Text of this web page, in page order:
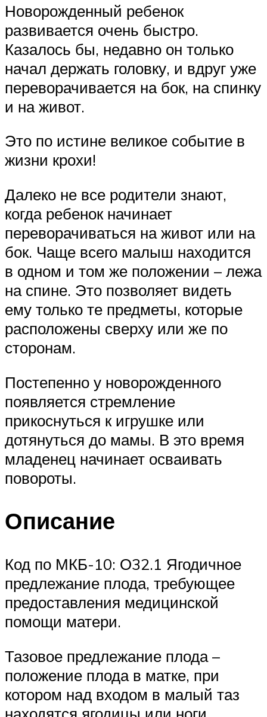
Новорожденный ребенок
развивается очень быстро.
Казалось бы, недавно он только
начал держать головку, и вдруг уже
переворачивается на бок, на спинку
и на живот.
Это по истине великое событие в
жизни крохи!
Далеко не все родители знают,
когда ребенок начинает
переворачиваться на живот или на
бок. Чаще всего малыш находится
в одном и том же положении – лежа
на спине. Это позволяет видеть
ему только те предметы, которые
расположены сверху или же по
сторонам.
Постепенно у новорожденного
появляется стремление
прикоснуться к игрушке или
дотянуться до мамы. В это время
младенец начинает осваивать
повороты.
Описание
Код по МКБ-10: О32.1 Ягодичное
предлежание плода, требующее
предоставления медицинской
помощи матери.
Тазовое предлежание плода –
положение плода в матке, при
котором над входом в малый таз